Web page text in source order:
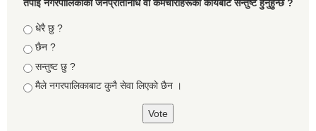
तपा‌ई नगरपालिकाका जनप्रतिनिधि वा कर्मचारीहरूकाे कार्यबाट सन्तुष्ट हुनुहुन्छ ?
Choices
धेरै छु ?
छैन ?
सन्तुष्ट छु ?
मैले नगरपालिकाबाट कुनै सेवा लिएकाे छैन ।